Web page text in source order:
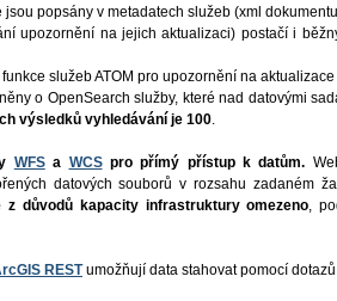
popsány v metadatech služeb (xml
upozornění na jejich aktualizaci) postačí i
služeb ATOM pro upozornění na
o OpenSearch služby, které nad datovými
výsledků vyhledávání je 100.
WFSa WCSpro přímý přístup k datům.
datových souborů v rozsahu zadaném
z důvodů kapacity infrastruktury omezeno,
RESTumožňují data stahovat pomocí dotazů